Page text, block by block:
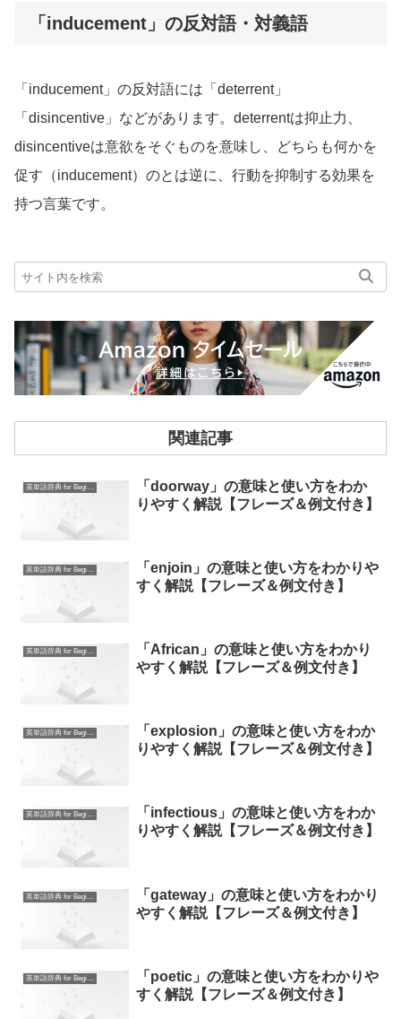
「inducement」の反対語・対義語
「inducement」の反対語には「deterrent」
「disincentive」などがあります。deterrentは抑止力、
disincentiveは意欲をそぐものを意味し、どちらも何かを
促す（inducement）のとは逆に、行動を抑制する効果を
持つ言葉です。
関連記事
英単語辞典 for Beginners
「doorway」の意味と使い方をわか
りやすく解説【フレーズ＆例文付き】
英単語辞典 for Beginners
「enjoin」の意味と使い方をわかりや
すく解説【フレーズ＆例文付き】
英単語辞典 for Beginners
「African」の意味と使い方をわかり
やすく解説【フレーズ＆例文付き】
英単語辞典 for Beginners
「explosion」の意味と使い方をわか
りやすく解説【フレーズ＆例文付き】
英単語辞典 for Beginners
「infectious」の意味と使い方をわか
りやすく解説【フレーズ＆例文付き】
英単語辞典 for Beginners
「gateway」の意味と使い方をわかり
やすく解説【フレーズ＆例文付き】
英単語辞典 for Beginners
「poetic」の意味と使い方をわかりや
すく解説【フレーズ＆例文付き】